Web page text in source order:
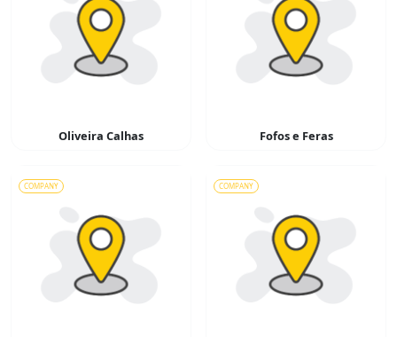
Oliveira Calhas Fofos e Feras
COMPANY COMPANY